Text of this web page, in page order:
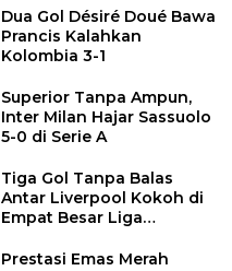
Dua Gol Désiré Doué Bawa
Prancis Kalahkan
Kolombia 3-1
Superior Tanpa Ampun,
Inter Milan Hajar Sassuolo
5-0 di Serie A
Tiga Gol Tanpa Balas
Antar Liverpool Kokoh di
Empat Besar Liga
Prestasi Emas Merah